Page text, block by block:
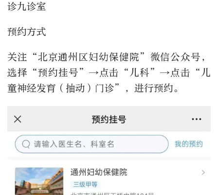
诊九诊室
预约方式
关注“北京通州区妇幼保健院”微信公众号，
选择“预约挂号”→点击“儿科”→点击“儿
童神经发育（抽动）门诊”，进行预约。